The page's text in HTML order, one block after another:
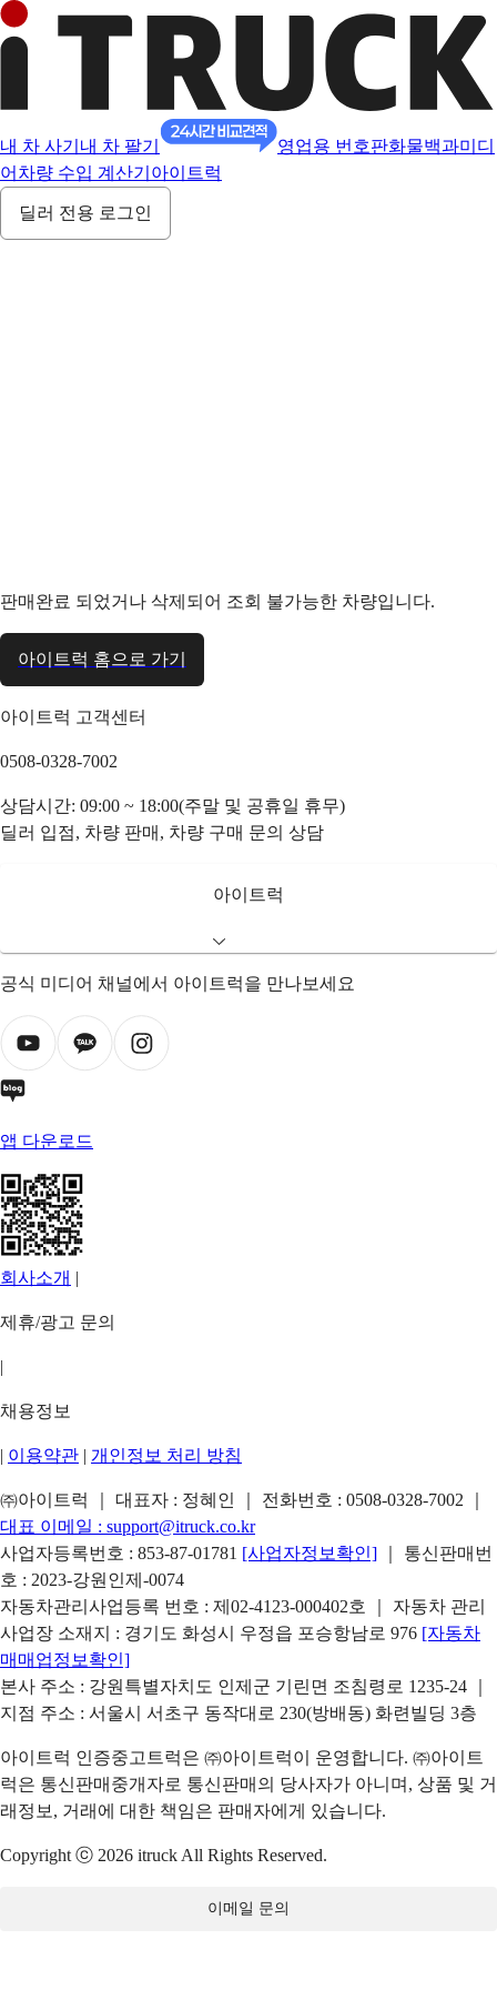
내 차 사기 내 차 팔기 영업용 번호판화물백과미디
어 차량 수입 계산기 아이트럭
딜러 전용 로그인
판매완료 되었거나 삭제되어 조회 불가능한 차량입니다.
아이트럭 홈으로 가기
아이트럭 고객센터
0508-0328-7002
상담시간: 09:00 ~ 18:00(주말 및 공휴일 휴무)
딜러 입점, 차량 판매, 차량 구매 문의 상담
아이트럭
공식 미디어 채널에서 아이트럭을 만나보세요
앱 다운로드
회사소개 |
제휴/광고 문의
|
채용정보
| 이용약관 | 개인정보 처리 방침
㈜아이트럭 ｜ 대표자 : 정혜인 ｜ 전화번호 : 0508-0328-7002
대표 이메일 : support@itruck.co.kr
사업자등록번호 : 853-87-01781 [사업자정보확인]
｜ 통신판매번
호 : 2023-강원인제-0074
자동차관리사업등록 번호 : 제02-4123-000402호 ｜ 자동차 관리
사업장 소재지 : 경기도 화성시 우정읍 포승항남로 976 [자동차
매매업정보확인]
본사 주소 : 강원특별자치도 인제군 기린면 조침령로 1235-24 ｜
지점 주소 : 서울시 서초구 동작대로 230(방배동) 화련빌딩 3층
아이트럭 인증중고트럭은 ㈜아이트럭이 운영합니다. ㈜아이트
럭은 통신판매중개자로 통신판매의 당사자가 아니며, 상품 및 거
래정보, 거래에 대한 책임은 판매자에게 있습니다.
Copyright ⓒ 2026 itruck All Rights Reserved.
이메일 문의